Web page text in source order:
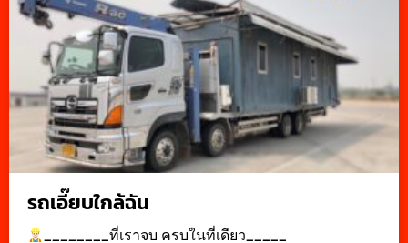
รถเอี๊ยบใกล้ฉัน
________ที่เราจบ ครบในที่เดียว_____